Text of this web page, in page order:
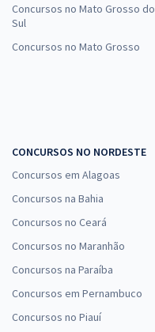
Concursos no Mato Grosso do
Sul
Concursos no Mato Grosso
CONCURSOS NO NORDESTE
Concursos em Alagoas
Concursos na Bahia
Concursos no Ceará
Concursos no Maranhão
Concursos na Paraíba
Concursos em Pernambuco
Concursos no Piauí